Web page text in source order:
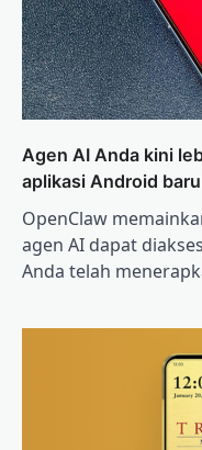
Agen AI Anda kini
aplikasi Android
OpenClaw
agen AI dapat
Anda telah